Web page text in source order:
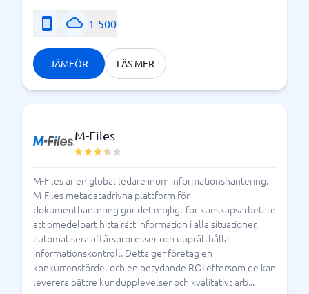
1-500
JÄMFÖR LÄS MER
M-Files
M-Files är en global ledare inom informationshantering.
M-Files metadatadrivna plattform för
dokumenthantering gör det möjligt för kunskapsarbetare
att omedelbart hitta rätt information i alla situationer,
automatisera affärsprocesser och upprätthålla
informationskontroll. Detta ger företag en
konkurrensfördel och en betydande ROI eftersom de kan
leverera bättre kundupplevelser och kvalitativt arb...